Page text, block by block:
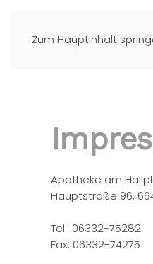
Zum Hauptinhalt
Apotheke am
Hauptstraße 96,
Tel.: 06332-75282
Fax: 06332-74275